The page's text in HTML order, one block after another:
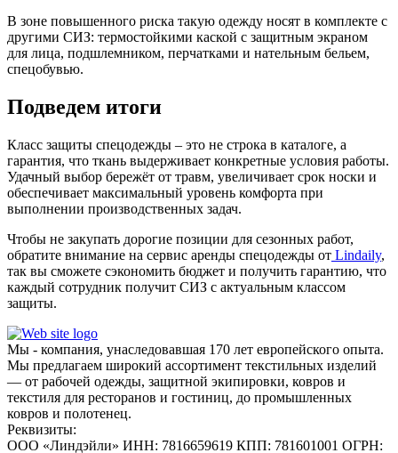
В зоне повышенного риска такую одежду носят в комплекте с
другими СИЗ: термостойкими каской с защитным экраном
для лица, подшлемником, перчатками и нательным бельем,
спецобувью.
Подведем итоги
Класс защиты спецодежды – это не строка в каталоге, а
гарантия, что ткань выдерживает конкретные условия работы.
Удачный выбор бережёт от травм, увеличивает срок носки и
обеспечивает максимальный уровень комфорта при
выполнении производственных задач.
Чтобы не закупать дорогие позиции для сезонных работ,
обратите внимание на сервис аренды спецодежды от Lindaily,
так вы сможете сэкономить бюджет и получить гарантию, что
каждый сотрудник получит СИЗ с актуальным классом
защиты.
Мы - компания, унаследовавшая 170 лет европейского опыта.
Мы предлагаем широкий ассортимент текстильных изделий
— от рабочей одежды, защитной экипировки, ковров и
текстиля для ресторанов и гостиниц, до промышленных
ковров и полотенец.
Реквизиты:
ООО «Линдэйли» ИНН: 7816659619 КПП: 781601001 ОГРН: